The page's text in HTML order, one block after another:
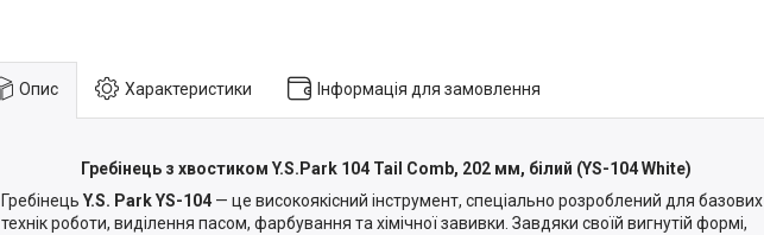
Опис Характеристики Інформація для замовлення
Гребінець з хвостиком Y.S.Park 104 Tail Comb, 202 мм, білий (YS-104 White)
Гребінець Y.S. Park YS-104 — це високоякісний інструмент, спеціально розроблений для базових
технік роботи, виділення пасом, фарбування та хімічної завивки. Завдяки своїй вигнутій формі,